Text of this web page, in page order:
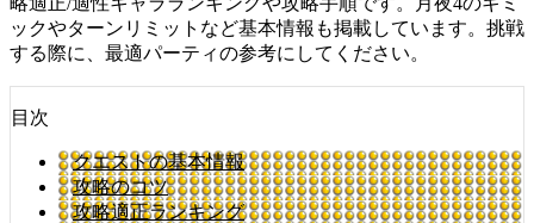
ックやターンリミットなど基本情報も掲載しています。挑戦
する際に、最適パーティの参考にしてください。
目次
クエストの基本情報
攻略のコツ
攻略適正ランキング